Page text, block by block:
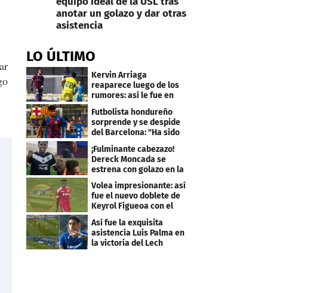
anotar un golazo y dar otras
asistencia
LO ÚLTIMO
Kervin Arriaga
reaparece luego de los
rumores: así le fue en
amistoso con Levante
Futbolista hondureño
sorprende y se despide
del Barcelona: "Ha sido
un orgullo"
¡Fulminante cabezazo!
Dereck Moncada se
estrena con golazo en la
Liga de Suiza
Volea impresionante: así
fue el nuevo doblete de
Keyrol Figueoa con el
Liverpool
Así fue la exquisita
asistencia Luis Palma en
la victoria del Lech